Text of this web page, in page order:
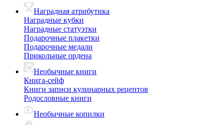
Наградная атрибутика
Наградные кубки
Наградные статуэтки
Подарочные плакетки
Подарочные медали
Прикольные ордена
Необычные книги
Книга-сейф
Книги записи кулинарных рецептов
Родословные книги
Необычные копилки